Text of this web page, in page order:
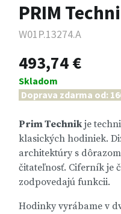
PRIM
W01P.13274.A
493,74 €
Skladom
Doprava zdarma od:
Prim Technikje
klasických hodiniek.
architektúry s
čitateľnosť. Ciferník je
zodpovedajú funkcii.
Hodinky vyrábame v